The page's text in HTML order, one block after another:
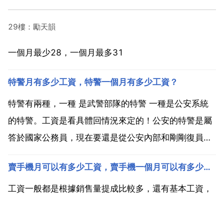
29樓：勵天韻
一個月最少28，一個月最多31
特警月有多少工資，特警一個月有多少工資？
特警有兩種，一種 是武警部隊的特警 一種是公安系統
的特警。工資是看具體回情況來定的！公安的特警是屬
答於國家公務員，現在要還是從公安內部和剛剛復員的
考試，包括體能測試 筆試 面試。就是參加國家公務員
招警考試 武警部隊的特警只從武警部隊官兵中招取，錄
賣手機月可以有多少工資，賣手機一個月可以有多少工資
工資一般都是根據銷售量提成比較多，還有基本工資，